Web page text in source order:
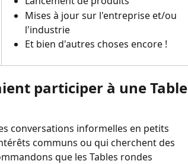
Mises à jour sur l'entreprise et/ou
l'industrie
Et bien d'autres choses encore !
participer à une Table
conversations informelles en petits
communs ou qui cherchent des
que les Tables rondes